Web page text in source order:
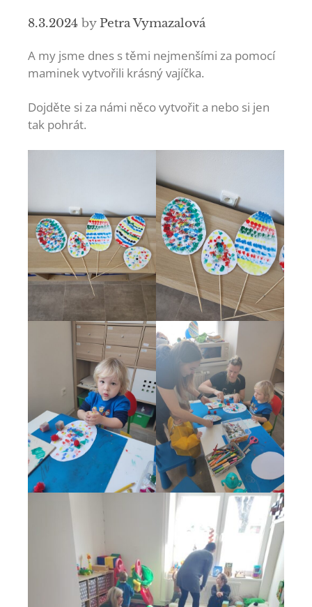
8.3.2024 byPetra Vymazalová
A my jsme dnes s těmi nejmenšími za pomocí
maminek vytvořili krásný vajíčka.
Dojděte si za námi něco vytvořit a nebo si jen
tak pohrát.